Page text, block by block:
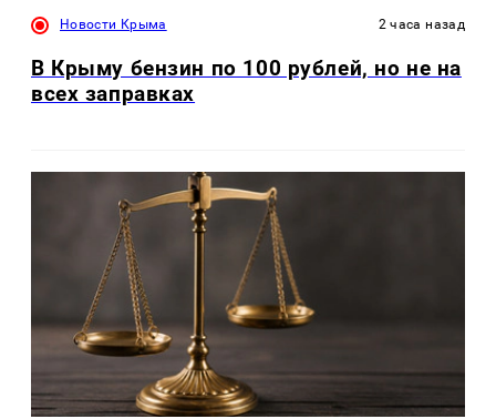
Новости Крыма 2 часа назад
В Крыму бензин по 100 рублей, но не на
всех заправках